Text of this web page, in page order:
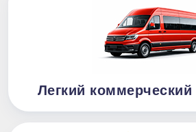
Легкий коммерческий